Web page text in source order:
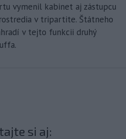
vymenil kabinet aj zástupcu
v tripartite. Štátneho
v tejto funkcii druhý
si aj: